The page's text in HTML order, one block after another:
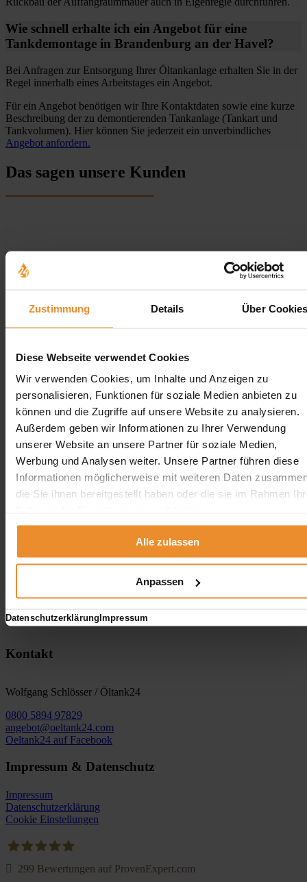
Zustimmung Details Über
Diese Webseite verwendet Cookies
Wir verwenden Cookies, um Inhalte und Anzeigen zu
personalisieren, Funktionen für soziale Medien anbieten zu
können und die Zugriffe auf unsere Website zu analysieren.
Außerdem geben wir Informationen zu Ihrer Verwendung
unserer Website an unsere Partner für soziale Medien,
Werbung und Analysen weiter. Unsere Partner führen diese
Informationen möglicherweise mit weiteren Daten
die Sie ihnen bereitgestellt haben oder die sie im Rahmen
Alle zulassen
Anpassen
DatenschutzerklärungImpressum
Wie schnell erhalte ich ein Angebot für eine
Tankdemontage in Brandenburg an der Havel?
Bei Anfragen zur Entsorgung Ihrer Öltankanlage erhalten Sie in der
Regel innerhalb eines Arbeitstages ein Angebot.
Für ein Angebot benötigen wir Ihre Kontaktdaten sowie eine kurze
Beschreibung der zu demontierenden Tankanlage (Tankart und
Tankvolumen). Hier können Sie jederzeit ein unverbindliches
Angebot anfordern.
Das sagen unsere Kunden
Aufgrund Ihrer Datenschutzeinstellungen können wir Ihnen
unsere Bewertungen hier leider nicht anzeigen.
Klicken Sie hier um Ihre Einstellungen zu bearbeiten.
Jetzt individuelle Anfrage senden. Klicken Sie
hier!
Wir freuen uns auf Ihre Anfrage und senden Ihnen
gerne ein unverbindliches Angebot!
Aufgrund Ihrer Datenschutzeinstellungen können wir Ihnen
unsere ProvenExpert Bewertungen hier leider nicht anzeigen.
Klicken Sie hier um Ihre Einstellungen zu bearbeiten.
Kontakt
Wolfgang Schlösser / Öltank24
0800 5894 97829
angebot@oeltank24.com
Oeltank24 auf Facebook
Impressum & Datenschutz
Impressum
Datenschutzerklärung
Cookie Einstellungen
299 Bewertungen auf ProvenExpert.com